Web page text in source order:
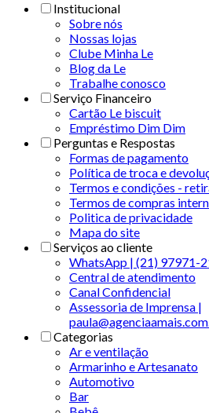
Institucional
Sobre nós
Nossas lojas
Clube Minha Le
Blog da Le
Trabalhe conosco
Serviço Financeiro
Cartão Le biscuit
Empréstimo Dim Dim
Perguntas e Respostas
Formas de pagamento
Política de troca e
Termos e condições -
Termos de compras
Politica de privacidade
Mapa do site
Serviços ao cliente
WhatsApp | (21) 97971-
Central de atendimento
Canal Confidencial
Assessoria de Imprensa |
Categorias
Ar e ventilação
Armarinho e Artesanato
Automotivo
Bar